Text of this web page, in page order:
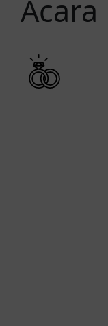
Acara